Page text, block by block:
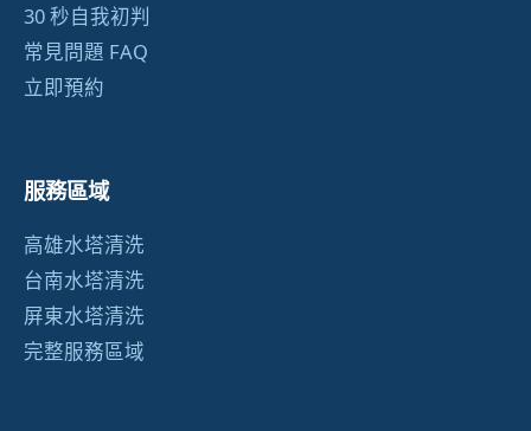
30 秒自我初判
常見問題 FAQ
立即預約
服務區域
高雄水塔清洗
台南水塔清洗
屏東水塔清洗
完整服務區域